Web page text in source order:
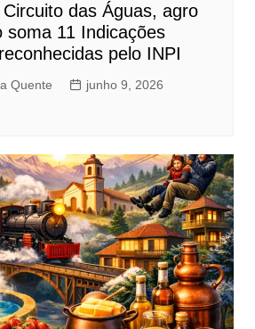
das Águas, agro
soma 11 Indicações
pelo INPI
Quente
junho 9, 2026